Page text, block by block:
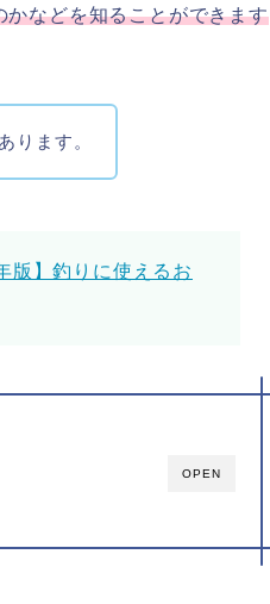
などを知ることができます
ります。
版】釣りに使えるお
OPEN